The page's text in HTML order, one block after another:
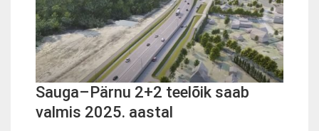
Sauga–Pärnu 2+2 teelõik saab
valmis 2025. aastal